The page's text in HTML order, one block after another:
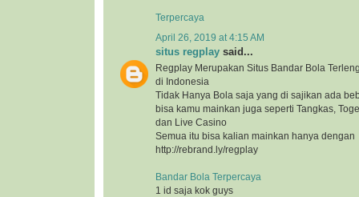
Terpercaya
April 26, 2019 at 4:15 AM
situs regplay said...
Regplay Merupakan Situs Bandar Bola
di Indonesia
Tidak Hanya Bola saja yang di sajikan ada
bisa kamu mainkan juga seperti Tangkas,
dan Live Casino
Semua itu bisa kalian mainkan hanya dengan
http://rebrand.ly/regplay
Bandar Bola Terpercaya
1 id saja kok guys